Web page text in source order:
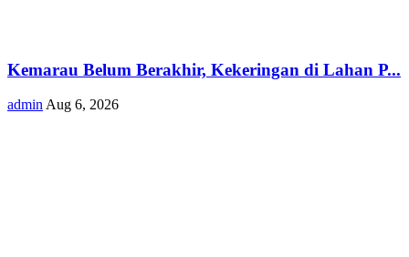
Kemarau Belum Berakhir, Kekeringan di Lahan P...
adminAug 6, 2026